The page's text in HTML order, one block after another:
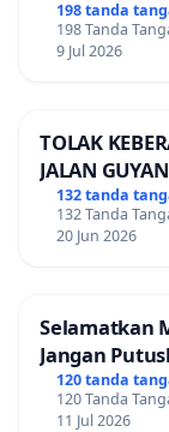
198 tanda
198 Tanda
9 Jul 2026
TOLAK
JALAN
132 tanda
132 Tanda
20 Jun 2026
Selamatkan
Jangan
120 tanda
120 Tanda
11 Jul 2026